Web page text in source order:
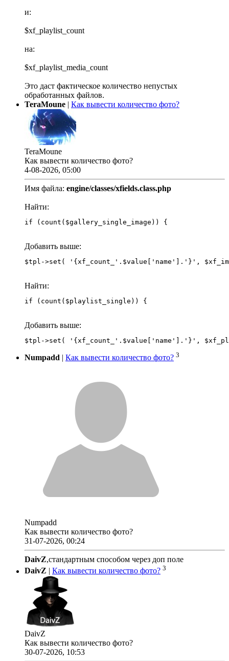
и:
$xf_playlist_count
на:
$xf_playlist_media_count
Это даст фактическое количество непустых
обработанных файлов.
TeraMoune | Как вывести количество фото?
TeraMoune
Как вывести количество фото?
4-08-2026, 05:00
Имя файла: engine/classes/xfields.class.php
Найти:
if (count($gallery_single_image)) {
Добавить выше:
Найти:
if (count($playlist_single)) {
Добавить выше:
Numpadd | Как вывести количество фото? 3
Numpadd
Как вывести количество фото?
31-07-2026, 00:24
DaivZ,стандартным способом через доп поле
DaivZ
Как вывести количество фото? 3
DaivZ
Как вывести количество фото?
30-07-2026, 10:53